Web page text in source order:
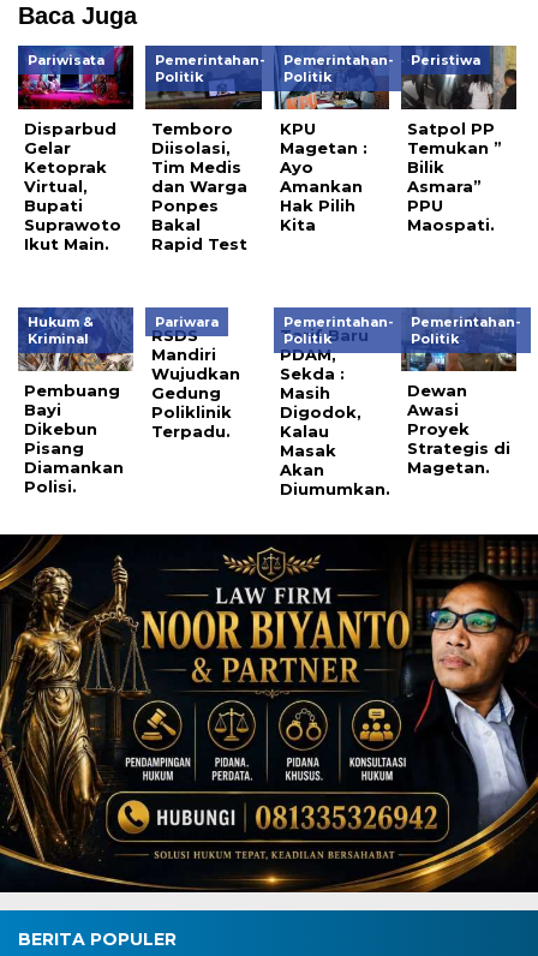
Baca Juga
Pariwisata
Disparbud
Gelar
Ketoprak
Virtual,
Bupati
Suprawoto
Ikut Main.
Pemerintahan-
Politik
Temboro
Diisolasi,
Tim Medis
dan Warga
Ponpes
Bakal
Rapid Test
Pemerintahan-
Politik
KPU
Magetan :
Ayo
Amankan
Hak Pilih
Kita
Peristiwa
Satpol PP
Temukan ”
Bilik
Asmara”
PPU
Maospati.
Hukum &
Kriminal
Pembuang
Bayi
Dikebun
Pisang
Diamankan
Polisi.
Pariwara
RSDS
Mandiri
Wujudkan
Gedung
Poliklinik
Terpadu.
Pemerintahan-
Politik
Tarif Baru
PDAM,
Sekda :
Masih
Digodok,
Kalau
Masak
Akan
Diumumkan.
Pemerintahan-
Politik
Dewan
Awasi
Proyek
Strategis di
Magetan.
BERITA POPULER